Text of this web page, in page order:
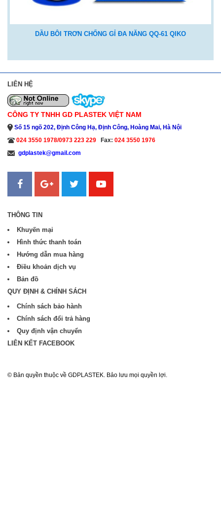
DẦU BÔI TRƠN CHỐNG GỈ ĐA NĂNG QQ-61 QIKO
LIÊN HỆ
CÔNG TY TNHH GD PLASTEK VIỆT NAM
Số 15 ngõ 202, Định Công Hạ, Định Công, Hoàng Mai, Hà Nội
024 3550 1978/0973 223 229
Fax: 024 3550 1976
gdplastek@gmail.com
THÔNG TIN
Khuyến mại
Hình thức thanh toán
Hướng dẫn mua hàng
Điều khoản dịch vụ
Bản đồ
QUY ĐỊNH & CHÍNH SÁCH
Chính sách bảo hành
Chính sách đổi trả hàng
Quy định vận chuyển
LIÊN KẾT FACEBOOK
© Bản quyền thuộc về GDPLASTEK. Bảo lưu mọi quyền lợi.